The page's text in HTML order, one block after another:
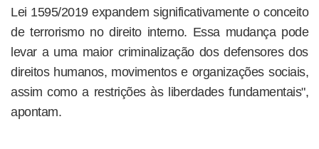
Lei 1595/2019 expandem significativamente o conceito
de terrorismo no direito interno. Essa mudança pode
levar a uma maior criminalização dos defensores dos
direitos humanos, movimentos e organizações sociais,
assim como a restrições às liberdades fundamentais",
apontam.